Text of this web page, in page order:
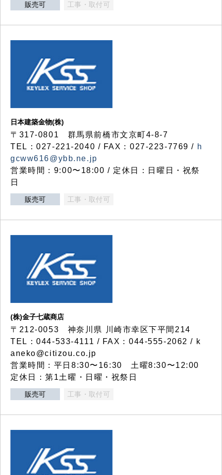
販売可 工事・取付可
日本建築金物(株)
〒317‐0801 群馬県前橋市文京町4-8-7
TEL：027-221-2040 / FAX：027-223-7769 / h
gcww616@ybb.ne.jp
営業時間：9:00〜18:00 / 定休日：日曜日・祝祭
日
販売可 工事・取付可
(株)金子七蔵商店
〒212-0053 神奈川県 川崎市幸区下平間214
TEL：044-533-4111 / FAX：044-555-2062 / k
aneko@citizou.co.jp
営業時間：平日8:30〜16:30 土曜8:30〜12:00
定休日：第1土曜・日曜・祝祭日
販売可 工事・取付可